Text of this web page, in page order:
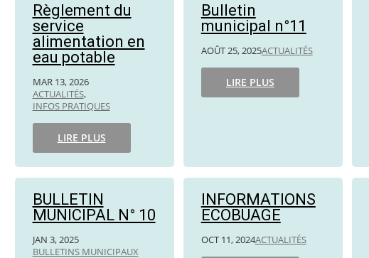
Règlement du
service
alimentation en
eau potable
MAR 13, 2026
ACTUALITÉS,
INFOS PRATIQUES
LIRE PLUS
Bulletin
municipal n°11
AOÛT 25, 2025ACTUALITÉS
LIRE PLUS
BULLETIN
MUNICIPAL N° 10
JAN 3, 2025
BULLETINS MUNICIPAUX
INFORMATIONS
ECOBUAGE
OCT 11, 2024ACTUALITÉS